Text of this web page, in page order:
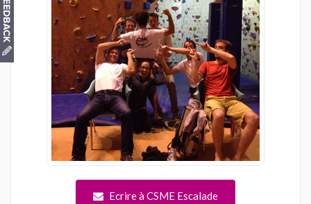
Ecrire à CSME Escalade